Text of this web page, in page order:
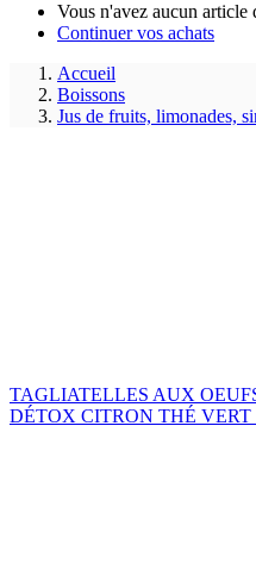
Vous n'avez aucun article
Continuer vos achats
Accueil
Boissons
Jus de fruits, limonades,
TAGLIATELLES AUX
DÉTOX CITRON THÉ VERT